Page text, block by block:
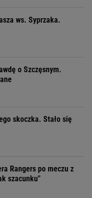
ws. Syprzaka.
o Szczęsnym.
skoczka. Stało się
Rangers po meczu z
szacunku"